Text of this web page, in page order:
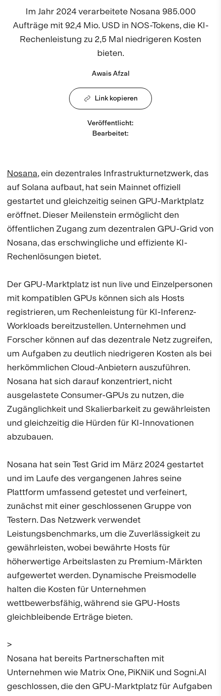
Im Jahr 2024 verarbeitete Nosana 985.000
Aufträge mit 92,4 Mio. USD in NOS-Tokens, die KI-
Rechenleistung zu 2,5 Mal niedrigeren Kosten
bieten.
Awais Afzal
Link kopieren
Veröffentlicht:
Bearbeitet:
Nosana, ein dezentrales Infrastrukturnetzwerk, das
auf Solana aufbaut, hat sein Mainnet offiziell
gestartet und gleichzeitig seinen GPU-Marktplatz
eröffnet. Dieser Meilenstein ermöglicht den
öffentlichen Zugang zum dezentralen GPU-Grid von
Nosana, das erschwingliche und effiziente KI-
Rechenlösungen bietet.
Der GPU-Marktplatz ist nun live und Einzelpersonen
mit kompatiblen GPUs können sich als Hosts
registrieren, um Rechenleistung für KI-Inferenz-
Workloads bereitzustellen. Unternehmen und
Forscher können auf das dezentrale Netz zugreifen,
um Aufgaben zu deutlich niedrigeren Kosten als bei
herkömmlichen Cloud-Anbietern auszuführen.
Nosana hat sich darauf konzentriert, nicht
ausgelastete Consumer-GPUs zu nutzen, die
Zugänglichkeit und Skalierbarkeit zu gewährleisten
und gleichzeitig die Hürden für KI-Innovationen
abzubauen.
Nosana hat sein Test Grid im März 2024 gestartet
und im Laufe des vergangenen Jahres seine
Plattform umfassend getestet und verfeinert,
zunächst mit einer geschlossenen Gruppe von
Testern. Das Netzwerk verwendet
Leistungsbenchmarks, um die Zuverlässigkeit zu
gewährleisten, wobei bewährte Hosts für
höherwertige Arbeitslasten zu Premium-Märkten
aufgewertet werden. Dynamische Preismodelle
halten die Kosten für Unternehmen
wettbewerbsfähig, während sie GPU-Hosts
gleichbleibende Erträge bieten.
>
Nosana hat bereits Partnerschaften mit
Unternehmen wie Matrix One, PiKNiK und Sogni.AI
geschlossen, die den GPU-Marktplatz für Aufgaben